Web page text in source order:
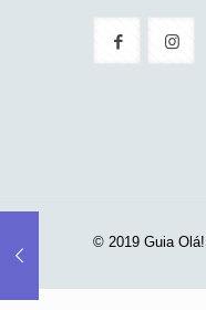
© 2019 Guia